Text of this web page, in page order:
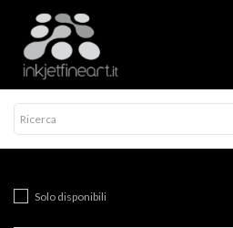
Solo disponibili